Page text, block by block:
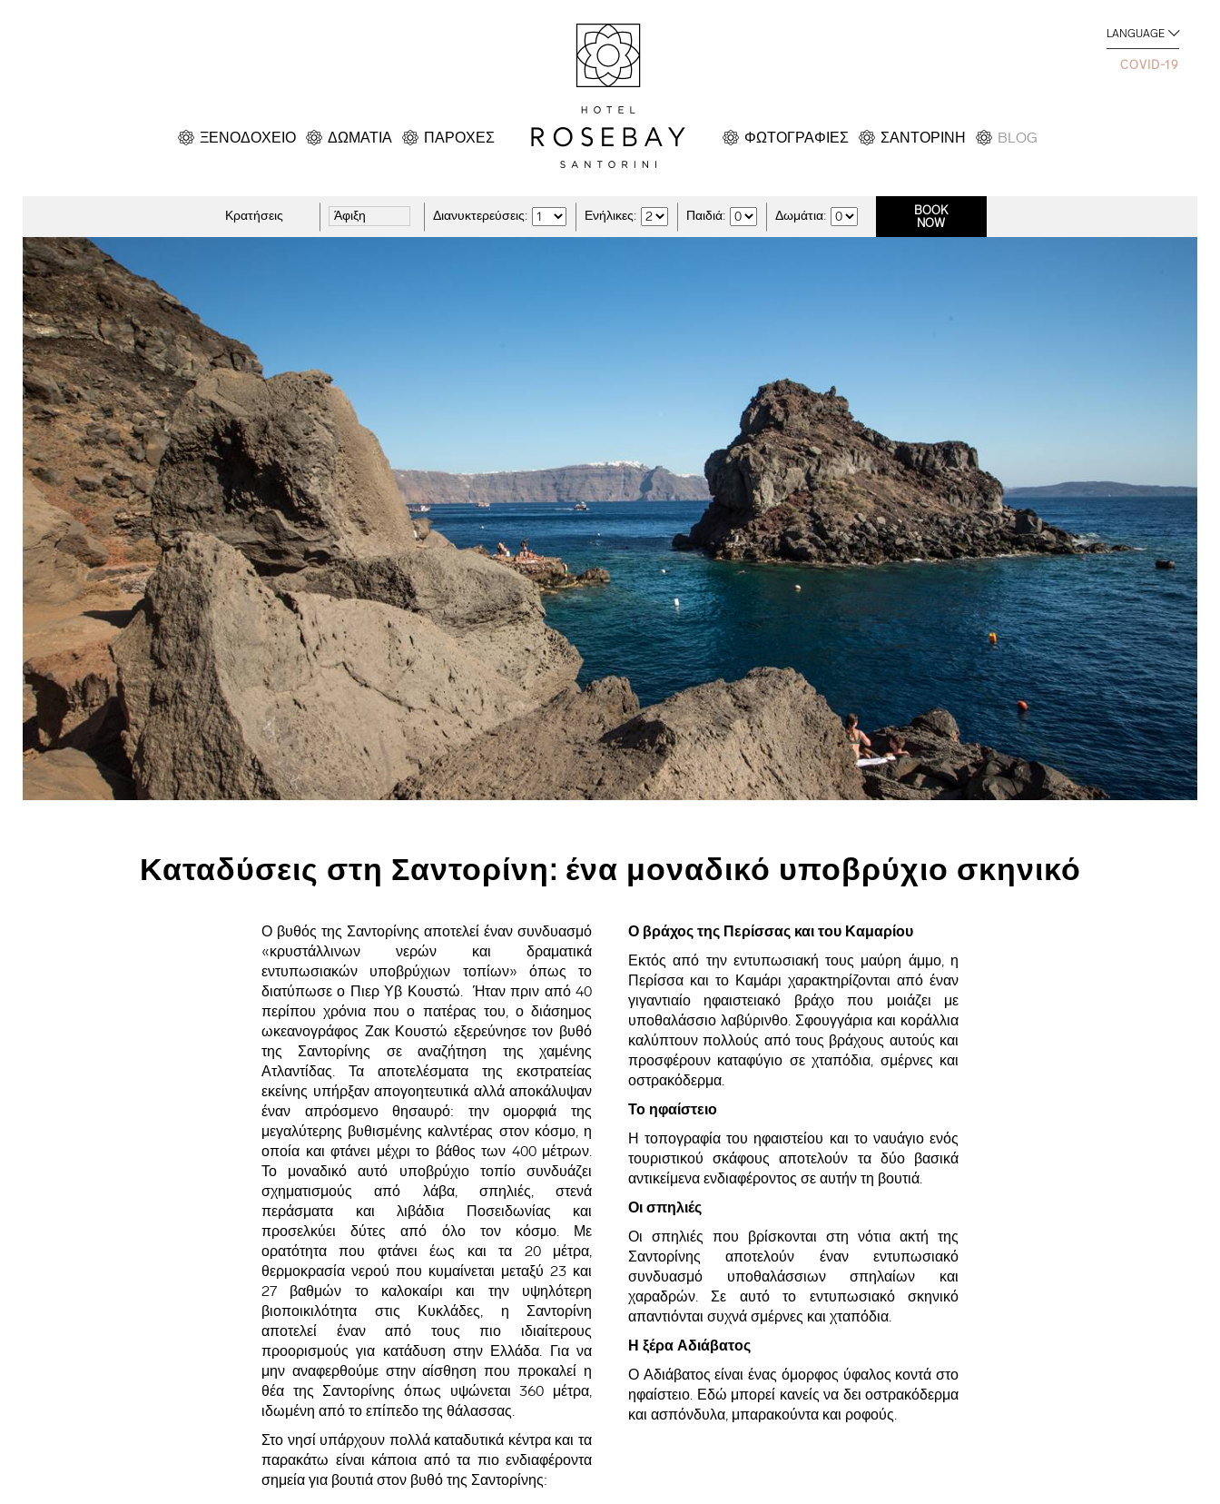
ΞΕΝΟΔΟΧΕΙΟ ΔΩΜΑΤΙΑ ΠΑΡΟΧΕΣ ΦΩΤΟΓΡΑΦΙΕΣ ΣΑΝΤΟΡΙΝΗ BLOG
Κρατήσεις Διανυκτερεύσεις: Ενήλικες: Παιδιά: Δωμάτια:
LANGUAGE
COVID-19
Καταδύσεις στη Σαντορίνη: ένα μοναδικό υποβρύχιο σκηνικό
Ο βυθός της Σαντορίνης αποτελεί έναν συνδυασμό
«κρυστάλλινων νερών και δραματικά
εντυπωσιακών υποβρύχιων τοπίων» όπως το
διατύπωσε ο Πιερ Υβ Κουστώ. Ήταν πριν από 40
περίπου χρόνια που ο πατέρας του, ο διάσημος
ωκεανογράφος Ζακ Κουστώ εξερεύνησε τον βυθό
της Σαντορίνης σε αναζήτηση της χαμένης
Ατλαντίδας. Τα αποτελέσματα της εκστρατείας
εκείνης υπήρξαν απογοητευτικά αλλά αποκάλυψαν
έναν απρόσμενο θησαυρό: την ομορφιά της
μεγαλύτερης βυθισμένης καλντέρας στον κόσμο, η
οποία και φτάνει μέχρι το βάθος των 400 μέτρων.
Το μοναδικό αυτό υποβρύχιο τοπίο συνδυάζει
σχηματισμούς από λάβα, σπηλιές, στενά
περάσματα και λιβάδια Ποσειδωνίας και
προσελκύει δύτες από όλο τον κόσμο. Με
ορατότητα που φτάνει έως και τα 20 μέτρα,
θερμοκρασία νερού που κυμαίνεται μεταξύ 23 και
27 βαθμών το καλοκαίρι και την υψηλότερη
βιοποικιλότητα στις Κυκλάδες, η Σαντορίνη
αποτελεί έναν από τους πιο ιδιαίτερους
προορισμούς για κατάδυση στην Ελλάδα. Για να
μην αναφερθούμε στην αίσθηση που προκαλεί η
θέα της Σαντορίνης όπως υψώνεται 360 μέτρα,
ιδωμένη από το επίπεδο της θάλασσας.
Στο νησί υπάρχουν πολλά καταδυτικά κέντρα και τα
παρακάτω είναι κάποια από τα πιο ενδιαφέροντα
σημεία για βουτιά στον βυθό της Σαντορίνης:
Ο βράχος της Περίσσας και του Καμαρίου
Εκτός από την εντυπωσιακή τους μαύρη άμμο, η
Περίσσα και το Καμάρι χαρακτηρίζονται από έναν
γιγαντιαίο ηφαιστειακό βράχο που μοιάζει με
υποθαλάσσιο λαβύρινθο. Σφουγγάρια και κοράλλια
καλύπτουν πολλούς από τους βράχους αυτούς και
προσφέρουν καταφύγιο σε χταπόδια, σμέρνες και
οστρακόδερμα.
Το ηφαίστειο
Η τοπογραφία του ηφαιστείου και το ναυάγιο ενός
τουριστικού σκάφους αποτελούν τα δύο βασικά
αντικείμενα ενδιαφέροντος σε αυτήν τη βουτιά.
Οι σπηλιές
Οι σπηλιές που βρίσκονται στη νότια ακτή της
Σαντορίνης αποτελούν έναν εντυπωσιακό
συνδυασμό υποθαλάσσιων σπηλαίων και
χαραδρών. Σε αυτό το εντυπωσιακό σκηνικό
απαντιόνται συχνά σμέρνες και χταπόδια.
Η ξέρα Αδιάβατος
Ο Αδιάβατος είναι ένας όμορφος ύφαλος κοντά στο
ηφαίστειο. Εδώ μπορεί κανείς να δει οστρακόδερμα
και ασπόνδυλα, μπαρακούντα και ροφούς.